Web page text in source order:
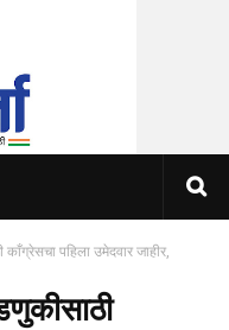
पहिला उमेदवार जाहीर,